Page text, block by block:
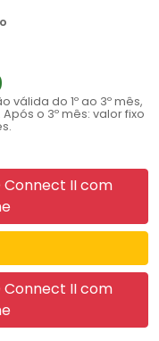
válida do 1º ao 3º mês,
o 3º mês: valor fixo
Connect II com
Connect II com